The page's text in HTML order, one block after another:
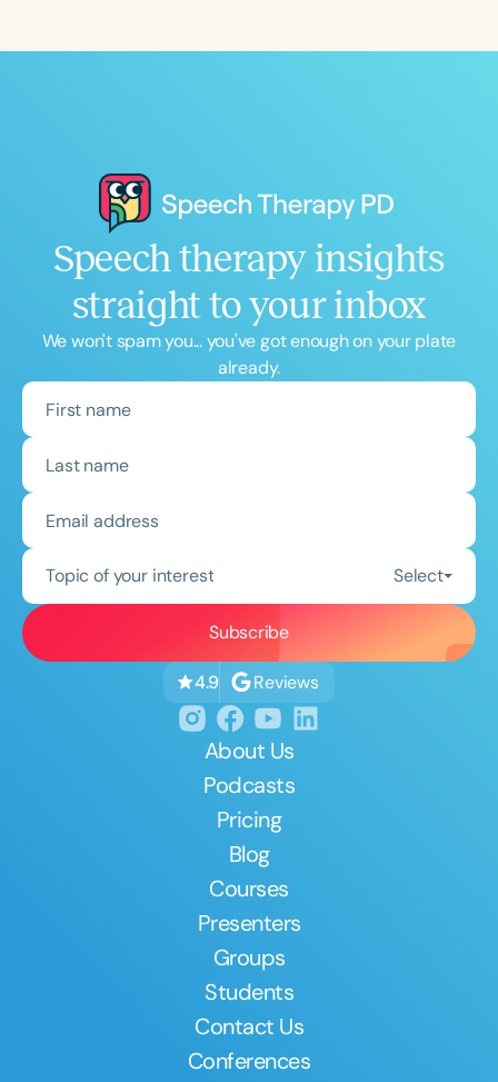
Speech therapy insights
straight to your inbox
We won't spam you... you've got enough on your plate
already.
Topic of your interest Select
4.9 Reviews
About Us
Podcasts
Pricing
Blog
Courses
Presenters
Groups
Students
Contact Us
Conferences